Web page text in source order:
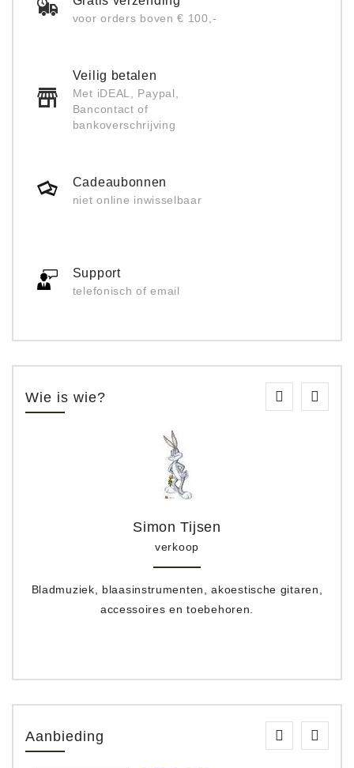
voor orders boven € 100,-
Veilig betalen
Met iDEAL, Paypal,
Bancontact of
bankoverschrijving
Cadeaubonnen
niet online inwisselbaar
Support
telefonisch of email
Wie is wie?
Simon Tijsen
verkoop
Bladmuziek, blaasinstrumenten, akoestische gitaren,
accessoires en toebehoren.
Aanbieding